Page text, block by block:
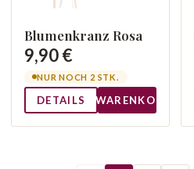
Blumenkranz Rosa
9,90 €
NUR NOCH 2 STK.
DETAILS WARENKORB